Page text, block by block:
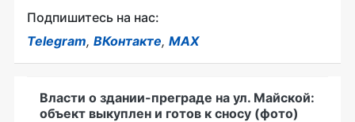
Подпишитесь на нас:
Telegram, ВКонтакте, MAX
Власти о здании-преграде на ул. Майской:
объект выкуплен и готов к сносу (фото)